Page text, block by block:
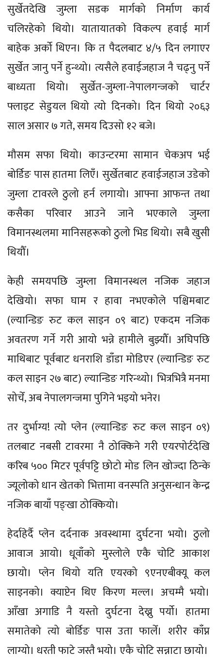
सुर्खेतदेखि जुम्ला सडक मार्गको निर्माण कार्य
चलिरहेको थियो। यातायातको विकल्प हवाई मार्ग
बाहेक अर्को थिएन। कि त पैदलबाट ४/५ दिन लगाएर
सुर्खेत जानु पर्ने हुन्थ्यो। त्यसैले हवाईजहाज नै चढ्नु पर्ने
बाध्यता थियो। सुर्खेत-जुम्ला-नेपालगन्जको चार्टर
फ्लाइट सेडुयल थियो त्यो दिनको। दिन थियो २०६३
साल असार ७ गते, समय दिउसो १२ बजे।
मौसम सफा थियो। काउन्टरमा सामान चेकअप भई
बोर्डिङ पास हातमा लिएँ। सुर्खेतबाट हवाईजहाज उडेको
जुम्ला टावरले ठुलो हर्न लगायो। आफ्ना आफन्त तथा
कसैका परिवार आउने जाने भएकाले जुम्ला
विमानस्थलमा मानिसहरूको ठुलो भिड थियो। सबै खुसी
थियौँ।
केही समयपछि जुम्ला विमानस्थल नजिक जहाज
देखियो। सफा घाम र हावा नभएकोले पश्चिमबाट
(ल्यान्डिङ रुट कल साइन ०९ बाट) एकदम नजिक
अवतरण गर्ने गरी आयो भन्ने हामीले बुझ्यौँ। अघिपछि
माथिबाट पूर्वबाट धनराशि डाँडा मोडिएर (ल्यान्डिङ रुट
कल साइन २७ बाट) ल्यान्डिङ गरिन्थ्यो। भित्रभित्रै मनमा
सोचेँ, अब नेपालगन्जमा पुगिने भइयो भनेर।
तर दुर्भाग्य! त्यो प्लेन (ल्यान्डिङ रुट कल साइन ०९)
तलबाट नबसी टावरमा नै ठोक्किने गरी एयरपोर्टदेखि
करिब ५०० मिटर पूर्वपट्टि छोटो मोड लिन खोज्दा ठिन्के
ज्यूलोको धान खेतको भित्तामा वनस्पति अनुसन्धान केन्द्र
नजिक बायाँ पङ्खा ठोक्कियो।
हेर्दाहेर्दै प्लेन दर्दनाक अवस्थामा दुर्घटना भयो। ठुलो
आवाज आयो। धूवाँको मुस्लोले एकै चोटि आकाश
छायो। प्लेन थियो यति एयरको ९एनएबीक्यू कल
साइनको। क्याप्टेन थिए किरण मल्ल। अचम्मै भयो।
आँखा अगाडि नै यस्तो दुर्घटना देख्नु पर्यो। हातमा
समातेको त्यो बोर्डिङ पास उता फालेँ। शरीर काँप्न
लाग्यो। धरती फाटे जस्तै भयो। एकै चोटि सन्नाटा छायो।